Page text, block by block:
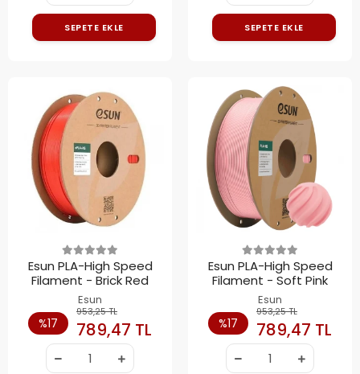
SEPETE EKLE SEPETE EKLE
Esun PLA-High Speed
Filament - Brick Red
Esun
%17
953,25 TL
789,47 TL
Esun PLA-High Speed
Filament - Soft Pink
Esun
%17
953,25 TL
789,47 TL